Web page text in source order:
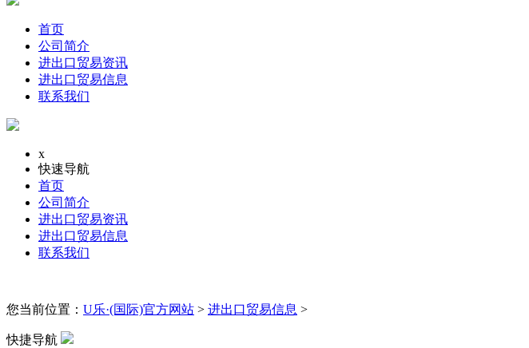
首页
公司简介
进出口贸易资讯
进出口贸易信息
联系我们
x
快速导航
首页
公司简介
进出口贸易资讯
进出口贸易信息
联系我们
您当前位置： U乐·(国际)官方网站 > 进出口贸易信息 >
快捷导航